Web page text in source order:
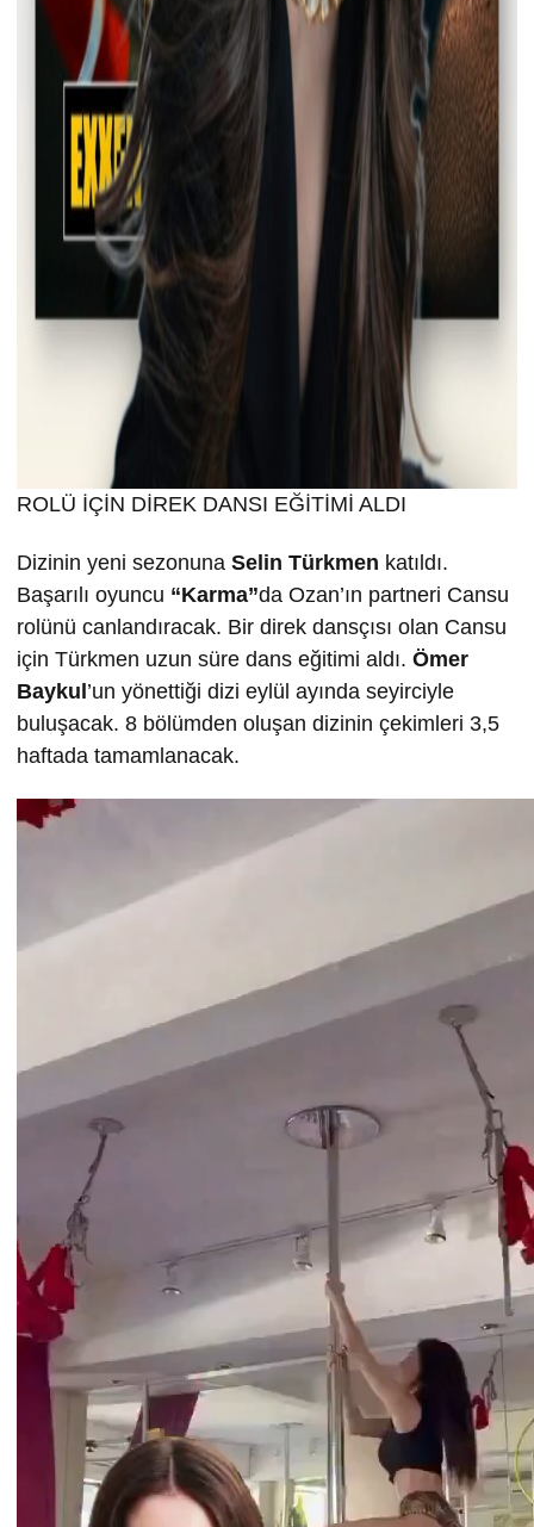
ROLÜ İÇİN DİREK DANSI EĞİTİMİ ALDI
Dizinin yeni sezonuna Selin Türkmen katıldı.
Başarılı oyuncu “Karma”da Ozan’ın partneri Cansu
rolünü canlandıracak. Bir direk dansçısı olan Cansu
için Türkmen uzun süre dans eğitimi aldı. Ömer
Baykul’un yönettiği dizi eylül ayında seyirciyle
buluşacak. 8 bölümden oluşan dizinin çekimleri 3,5
haftada tamamlanacak.